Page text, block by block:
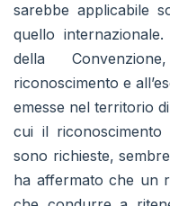
sarebbe applicabile
quello
della
riconoscimento e
emesse nel territorio
cui il riconoscimento
sono richieste,
ha affermato che un